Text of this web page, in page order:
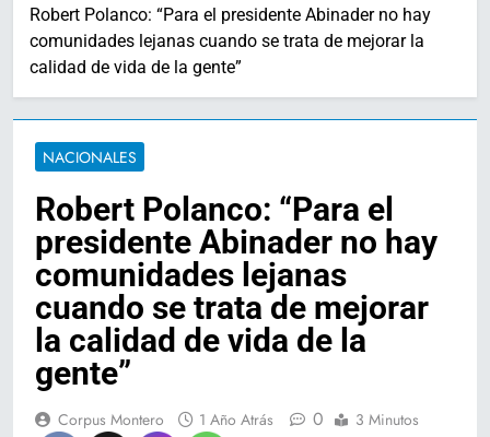
Robert Polanco: “Para el presidente Abinader no hay
comunidades lejanas cuando se trata de mejorar la
calidad de vida de la gente”
NACIONALES
Robert Polanco: “Para el
presidente Abinader no hay
comunidades lejanas
cuando se trata de mejorar
la calidad de vida de la
gente”
Corpus Montero 1 Año Atrás 0 3 Minutos